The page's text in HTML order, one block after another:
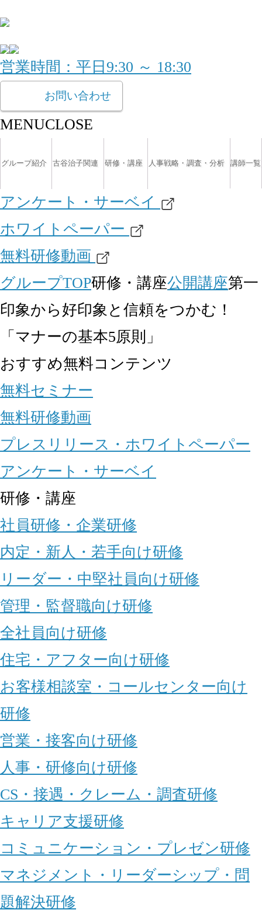
営業時間：平日9:30 ～ 18:30
お問い合わせ
MENUCLOSE
グループ紹介 古谷治子関連 研修・講座 人事戦略・調査・分析 講師一覧
アンケート・サーベイ
ホワイトペーパー
無料研修動画
グループTOP研修・講座公開講座第一
印象から好印象と信頼をつかむ！
「マナーの基本5原則」
おすすめ無料コンテンツ
無料セミナー
無料研修動画
プレスリリース・ホワイトペーパー
アンケート・サーベイ
研修・講座
社員研修・企業研修
内定・新人・若手向け研修
リーダー・中堅社員向け研修
管理・監督職向け研修
全社員向け研修
住宅・アフター向け研修
お客様相談室・コールセンター向け
研修
営業・接客向け研修
人事・研修向け研修
CS・接遇・クレーム・調査研修
キャリア支援研修
コミュニケーション・プレゼン研修
マネジメント・リーダーシップ・問
題解決研修